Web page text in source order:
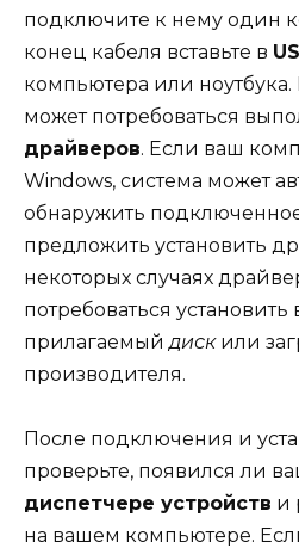
подключите к нему один
конец кабеля вставьте в
компьютера или ноутбука.
может потребоваться
драйверов. Если ваш
Windows, система может
обнаружить
предложить установить
некоторых случаях
потребоваться
прилагаемый дискили
производителя.
После подключения и
проверьте, появился ли
диспетчере устройств и
на вашем компьютере.